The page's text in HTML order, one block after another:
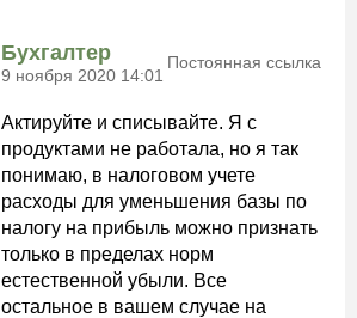
Бухгалтер
9 ноября 2020 14:01
Постоянная ссылка
Актируйте и списывайте. Я с
продуктами не работала, но я так
понимаю, в налоговом учете
расходы для уменьшения базы по
налогу на прибыль можно признать
только в пределах норм
естественной убыли. Все
остальное в вашем случае на